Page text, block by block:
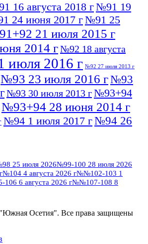
16 августа 2018 г№91 19
24 июня 2017 г№91 25
21 июля 2015 г
2014 г№92 18 августа
июля 2016 г №92 27 июля 2013 г
№93 23 июля 2016 г№93
№93 30 июля 2013 г№93+94
№93+94 28 июня 2014 г
№94 1 июля 2017 г№94 26
г
2016 г №95+96 3 августа
2017 г№96 9 августа
2015 г
2016 г
№97 11 августа 2012 г
2015 г
25 июля 2026№99-100 28 июля 2026
№104 4 августа 2026 г№№102-103 1
6 августа 2026 г№№107-108 8
"Южная Осетия". Все права защищены